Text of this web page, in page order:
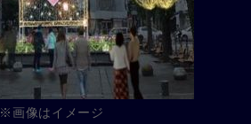
※画像はイメージ